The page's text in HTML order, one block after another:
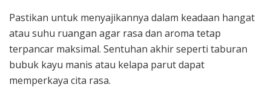
Pastikan untuk menyajikannya dalam keadaan hangat
atau suhu ruangan agar rasa dan aroma tetap
terpancar maksimal. Sentuhan akhir seperti taburan
bubuk kayu manis atau kelapa parut dapat
memperkaya cita rasa.